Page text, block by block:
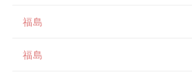
福島
福島